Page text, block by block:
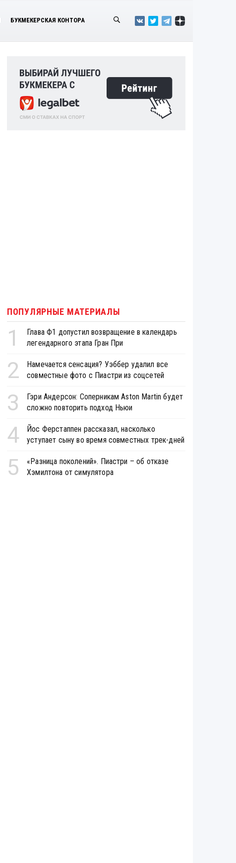
БУКМЕКЕРСКАЯ КОНТОРА
ПОПУЛЯРНЫЕ МАТЕРИАЛЫ
1
Глава Ф1 допустил возвращение в календарь
легендарного этапа Гран При
2
Намечается сенсация? Уэббер удалил все
совместные фото с Пиастри из соцсетей
3
Гэри Андерсон: Соперникам Aston Martin будет
сложно повторить подход Ньюи
4
Йос Ферстаппен рассказал, насколько
уступает сыну во время совместных трек-дней
5
«Разница поколений». Пиастри – об отказе
Хэмилтона от симулятора